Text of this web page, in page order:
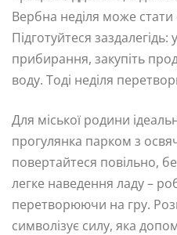
Вербна неділя може
Підготуйтеся
прибирання, закупіть
воду. Тоді неділя
Для міської родини
прогулянка парком з
повертайтеся повільно,
легке наведення ладу –
перетворюючи на гру.
символізує силу, яка